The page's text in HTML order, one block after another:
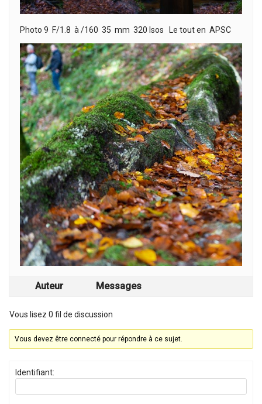
Photo 9 F/1.8 à /160 35 mm 320 Isos Le tout en APSC
Auteur Messages
Vous lisez 0 fil de discussion
Vous devez être connecté pour répondre à ce sujet.
Identifiant: